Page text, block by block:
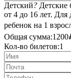
Детский? Детские
от 4 до 16 лет. Для
ребенок на 1
Общая сумма:1200
Кол-во билетов:1